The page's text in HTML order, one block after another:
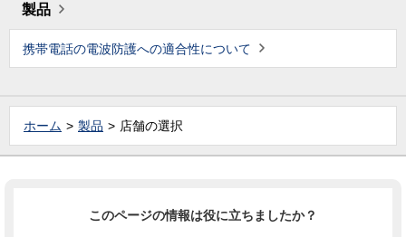
製品
携帯電話の電波防護への適合性について
ホーム 製品 店舗の選択
このページの情報は役に立ちましたか？